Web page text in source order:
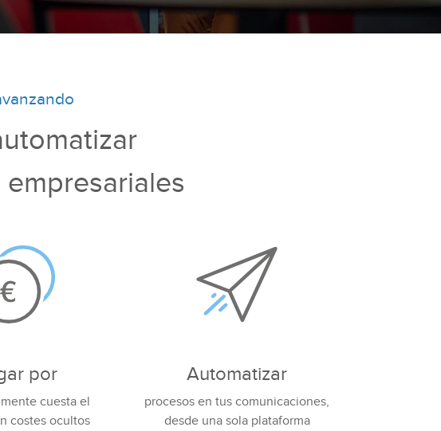
por
cuesta el
costes ocultos
Automatizar
procesos en tus comunicaciones,
desde una sola plataforma